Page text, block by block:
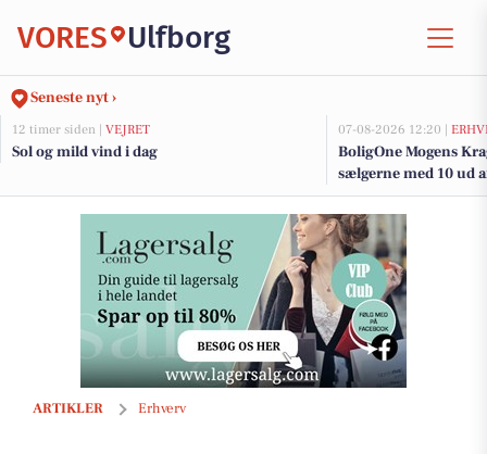
VORES Ulfborg
Seneste nyt ›
12 timer siden | VEJRET
Sol og mild vind i dag
07-08-2026 12:20 |
BoligOne Mogens
sælgerne med 10 ud
ARTIKLER Erhverv
Nyt kapitel hos Dyrlæge Center Vest: Hilde er tilbage som ejer